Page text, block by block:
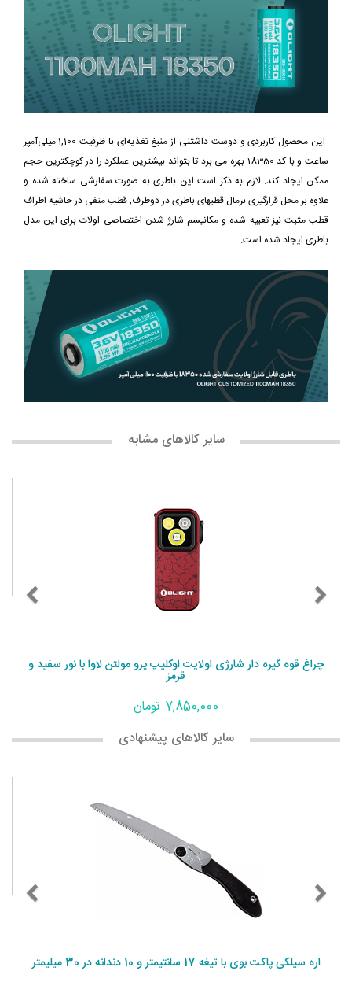
این محصول کاربردی و دوست داشتنی از منبغ تغذیه‌ای با ظرفیت 1,100 میلی‌آمپر
ساعت و با کد 18350 بهره می برد تا بتواند بیشترین عملکرد را در کوچکترین حجم
ممکن ایجاد کند. لازم به ذکر است این باطری به صورت سفارشی ساخته شده و
علاوه بر محل قرارگیری نرمال قطبهای باطری در دوطرف, قطب منفی در حاشیه اطراف
قطب مثبت نیز تعبیه شده و مکانیسم شارژ شدن اختصاصی اولات برای این مدل
باطری ایجاد شده است.
سایر کالاهای مشابه
چراغ قوه گیره دار شارژی اولایت اوکلیپ پرو مولتن لاوا با نور سفید و
قرمز
7,850,000 تومان
سایر کالاهای پیشنهادی
اره سیلکی پاکت بوی با تیغه 17 سانتیمتر و 10 دندانه در 30 میلیمتر